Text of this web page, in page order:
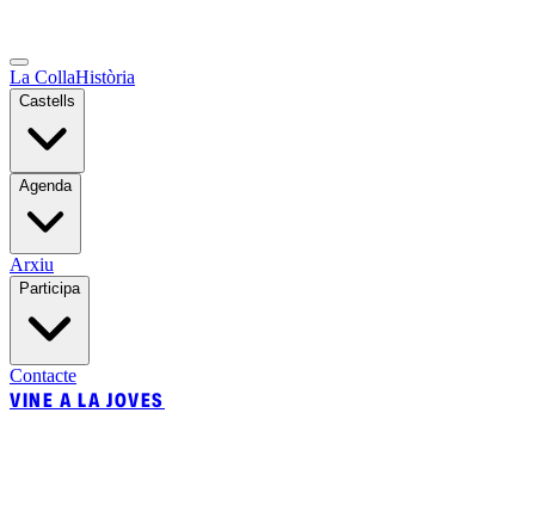
La CollaHistòria
Castells
Agenda
Arxiu
Participa
Contacte
VINE A LA JOVES